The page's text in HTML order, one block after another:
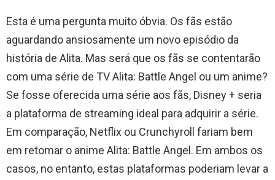
Esta é uma pergunta muito óbvia. Os fãs estão
aguardando ansiosamente um novo episódio da
história de Alita. Mas será que os fãs se contentarão
com uma série de TV Alita: Battle Angel ou um anime?
Se fosse oferecida uma série aos fãs, Disney + seria
a plataforma de streaming ideal para adquirir a série.
Em comparação, Netflix ou Crunchyroll fariam bem
em retomar o anime Alita: Battle Angel. Em ambos os
casos, no entanto, estas plataformas poderiam levar a